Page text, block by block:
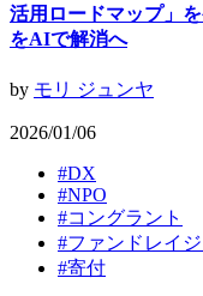
活用ロードマップ」
をAIで解消へ
by モリ ジュンヤ
2026/01/06
#DX
#NPO
#コングラント
#ファンドレイ
#寄付